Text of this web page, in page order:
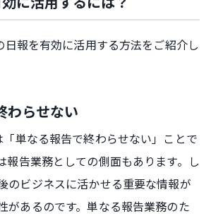
日報を有効に活用する方法をご紹介し
わらせない
単なる報告で終わらせない」ことで
報告業務としての側面もあります。し
のビジネスに活かせる重要な情報が
があるのです。単なる報告業務のた